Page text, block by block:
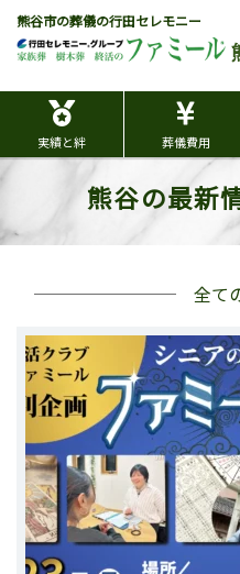
熊谷市の葬儀の行田セレモニー
実績と絆 葬儀費用
熊谷の最新
全て